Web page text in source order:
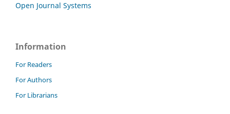
Open Journal Systems
Information
For Readers
For Authors
For Librarians